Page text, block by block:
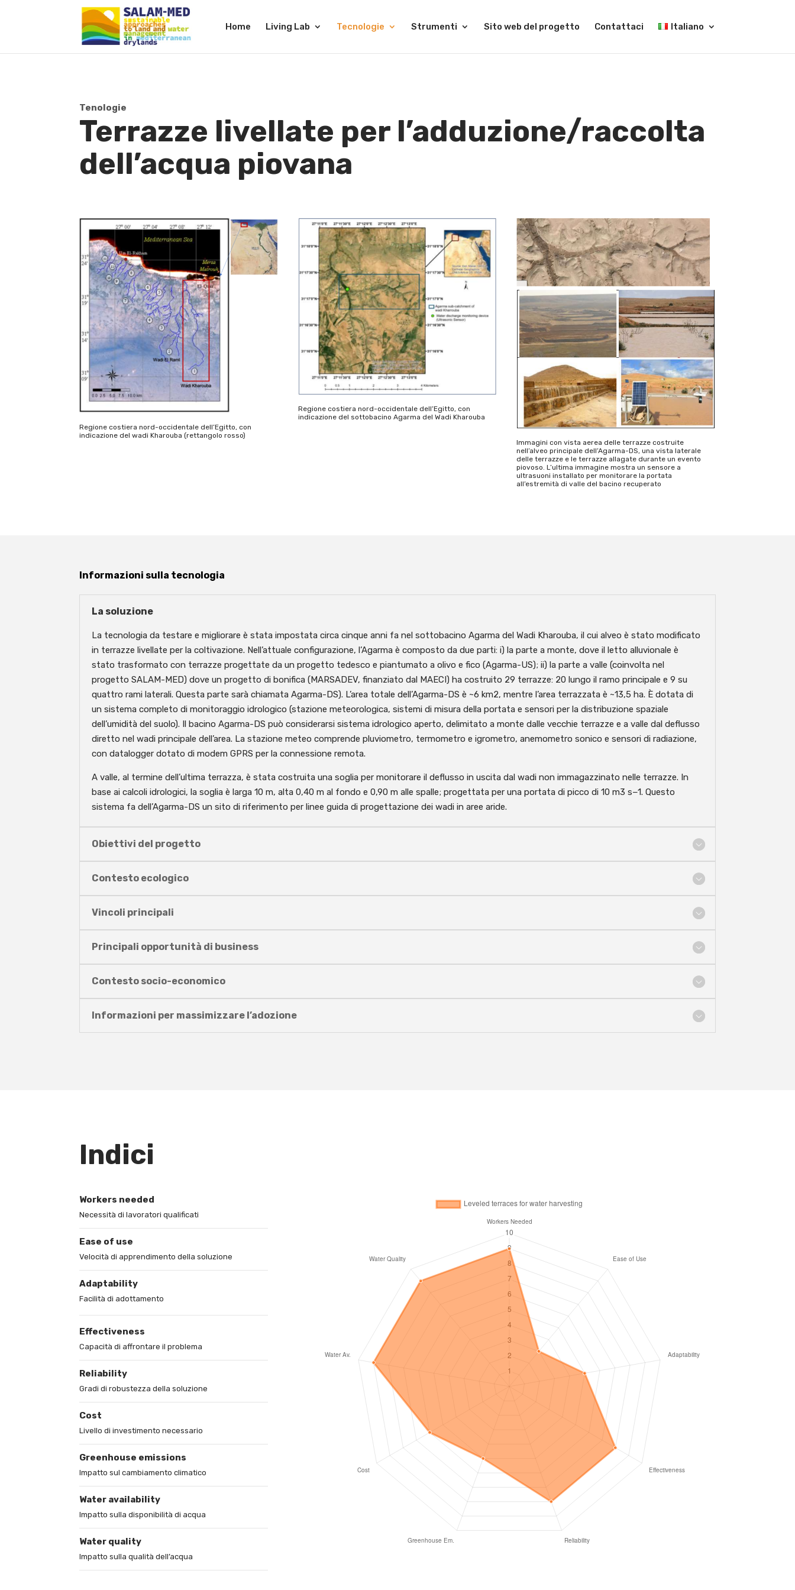
Home Living Lab Tecnologie Strumenti Sito web del progetto Contattaci Italiano
Tenologie
Terrazze livellate per l’adduzione/raccolta
dell’acqua piovana
Regione costiera nord-occidentale dell’Egitto, con
indicazione del wadi Kharouba (rettangolo rosso)
Regione costiera nord-occidentale dell’Egitto, con
indicazione del sottobacino Agarma del Wadi Kharouba
Immagini con vista aerea delle terrazze costruite
nell’alveo principale dell’Agarma-DS, una vista laterale
delle terrazze e le terrazze allagate durante un evento
piovoso. L’ultima immagine mostra un sensore a
ultrasuoni installato per monitorare la portata
all’estremità di valle del bacino recuperato
Informazioni sulla tecnologia
La soluzione
La tecnologia da testare e migliorare è stata impostata circa cinque anni fa nel sottobacino Agarma del Wadi Kharouba, il cui alveo è stato modificato
in terrazze livellate per la coltivazione. Nell’attuale configurazione, l’Agarma è composto da due parti: i) la parte a monte, dove il letto alluvionale è
stato trasformato con terrazze progettate da un progetto tedesco e piantumato a olivo e fico (Agarma-US); ii) la parte a valle (coinvolta nel
progetto SALAM-MED) dove un progetto di bonifica (MARSADEV, finanziato dal MAECI) ha costruito 29 terrazze: 20 lungo il ramo principale e 9 su
quattro rami laterali. Questa parte sarà chiamata Agarma-DS). L’area totale dell’Agarma-DS è ~6 km2, mentre l’area terrazzata è ~13,5 ha. È dotata di
un sistema completo di monitoraggio idrologico (stazione meteorologica, sistemi di misura della portata e sensori per la distribuzione spaziale
dell’umidità del suolo). Il bacino Agarma-DS può considerarsi sistema idrologico aperto, delimitato a monte dalle vecchie terrazze e a valle dal deflusso
diretto nel wadi principale dell’area. La stazione meteo comprende pluviometro, termometro e igrometro, anemometro sonico e sensori di radiazione,
con datalogger dotato di modem GPRS per la connessione remota.
A valle, al termine dell’ultima terrazza, è stata costruita una soglia per monitorare il deflusso in uscita dal wadi non immagazzinato nelle terrazze. In
base ai calcoli idrologici, la soglia è larga 10 m, alta 0,40 m al fondo e 0,90 m alle spalle; progettata per una portata di picco di 10 m3 s−1. Questo
sistema fa dell’Agarma-DS un sito di riferimento per linee guida di progettazione dei wadi in aree aride.
Obiettivi del progetto
Contesto ecologico
Vincoli principali
Principali opportunità di business
Contesto socio-economico
Informazioni per massimizzare l’adozione
Indici
Workers needed
Necessità di lavoratori qualificati
Ease of use
Velocità di apprendimento della soluzione
Adaptability
Facilità di adottamento
Effectiveness
Capacità di affrontare il problema
Reliability
Gradi di robustezza della soluzione
Cost
Livello di investimento necessario
Greenhouse emissions
Impatto sul cambiamento climatico
Water availability
Impatto sulla disponibilità di acqua
Water quality
Impatto sulla qualità dell’acqua